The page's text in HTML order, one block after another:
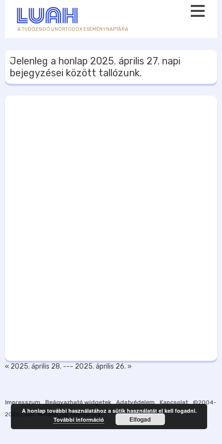
A TUDÓZSIDÓ UNORTODOX ESEMÉNYNAPTÁRA
Jelenleg a honlap 2025. április 27. napi
bejegyzései között tallózunk.
« 2025. április 28. --- 2025. április 26. »
Impresszum Beágyazható widgetek Adatvédelem Kapcsolat
©2004-
2026 Luah. Minden jog fenntartva.
A honlap további használatához a sütik használatát el kell fogadni.
További információ
Elfogad